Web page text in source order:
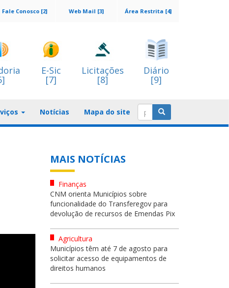
Área Restrita [4]
Web Mail [3]
Fale Conosco [2]
E-Sic
[7]
Licitações
[8]
Diário
[9]
Notícias Mapa do site
MAIS NOTÍCIAS
Finanças
CNM orienta Municípios sobre
funcionalidade do Transferegov para
devolução de recursos de Emendas Pix
Agricultura
Municípios têm até 7 de agosto para
solicitar acesso de equipamentos de
direitos humanos